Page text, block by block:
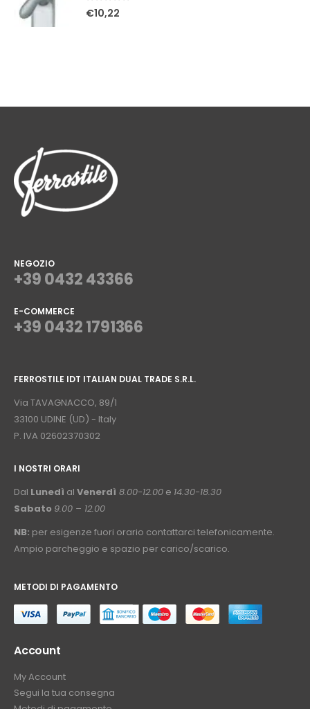
0Su 5
€10,22
NEGOZIO
+39 0432 43366
E-COMMERCE
+39 0432 1791366
FERROSTILE IDT ITALIAN DUAL TRADE S.R.L.
Via TAVAGNACCO, 89/1
33100 UDINE (UD) - Italy
P. IVA 02602370302
I NOSTRI ORARI
Dal Lunedì al Venerdì 8.00-12.00 e 14.30-18.30
Sabato 9.00 – 12.00
NB: per esigenze fuori orario contattarci telefonicamente.
Ampio parcheggio e spazio per carico/scarico.
METODI DI PAGAMENTO
Account
My Account
Segui la tua consegna